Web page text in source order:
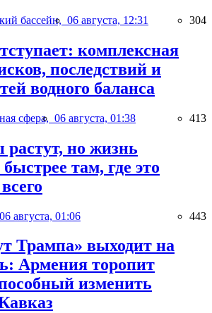
бассейн, 06 августа, 12:31 304
комплексная
последствий и
водного баланса
сфера, 06 августа, 01:38 413
растут, но жизнь
там, где это
06 августа, 01:06 443
Трампа» выходит на
Армения торопит
изменить